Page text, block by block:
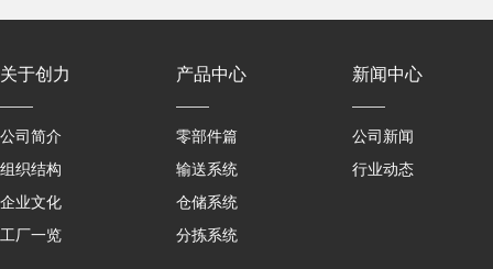
关于创力
公司简介
组织结构
企业文化
工厂一览
产品中心
零部件篇
输送系统
仓储系统
分拣系统
新闻中心
公司新闻
行业动态